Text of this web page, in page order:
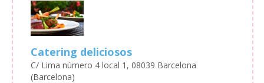
Catering deliciosos
C/ Lima número 4 local 1, 08039 Barcelona
(Barcelona)